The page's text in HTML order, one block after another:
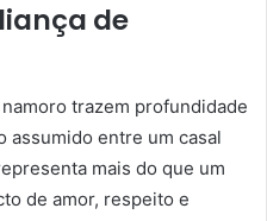
de
trazem profundidade
assumido entre um casal
mais do que um
de amor, respeito e